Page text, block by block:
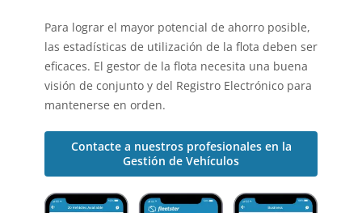
Para lograr el mayor potencial de ahorro posible,
las estadísticas de utilización de la flota deben ser
eficaces. El gestor de la flota necesita una buena
visión de conjunto y del Registro Electrónico para
mantenerse en orden.
Contacte a nuestros profesionales en la
Gestión de Vehículos